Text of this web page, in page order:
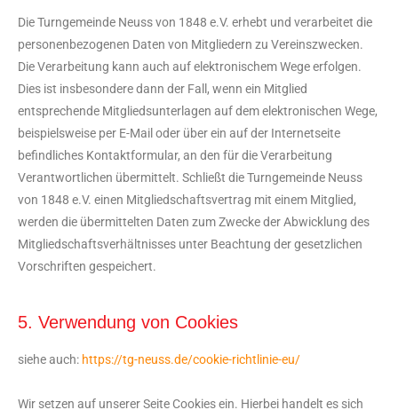
Die Turngemeinde Neuss von 1848 e.V. erhebt und verarbeitet die
personenbezogenen Daten von Mitgliedern zu Vereinszwecken.
Die Verarbeitung kann auch auf elektronischem Wege erfolgen.
Dies ist insbesondere dann der Fall, wenn ein Mitglied
entsprechende Mitgliedsunterlagen auf dem elektronischen Wege,
beispielsweise per E-Mail oder über ein auf der Internetseite
befindliches Kontaktformular, an den für die Verarbeitung
Verantwortlichen übermittelt. Schließt die Turngemeinde Neuss
von 1848 e.V. einen Mitgliedschaftsvertrag mit einem Mitglied,
werden die übermittelten Daten zum Zwecke der Abwicklung des
Mitgliedschaftsverhältnisses unter Beachtung der gesetzlichen
Vorschriften gespeichert.
5. Verwendung von Cookies
siehe auch: https://tg-neuss.de/cookie-richtlinie-eu/
Wir setzen auf unserer Seite Cookies ein. Hierbei handelt es sich